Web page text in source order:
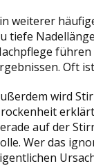
weiterer
tiefe
Oft
wird
auf der
Wer das